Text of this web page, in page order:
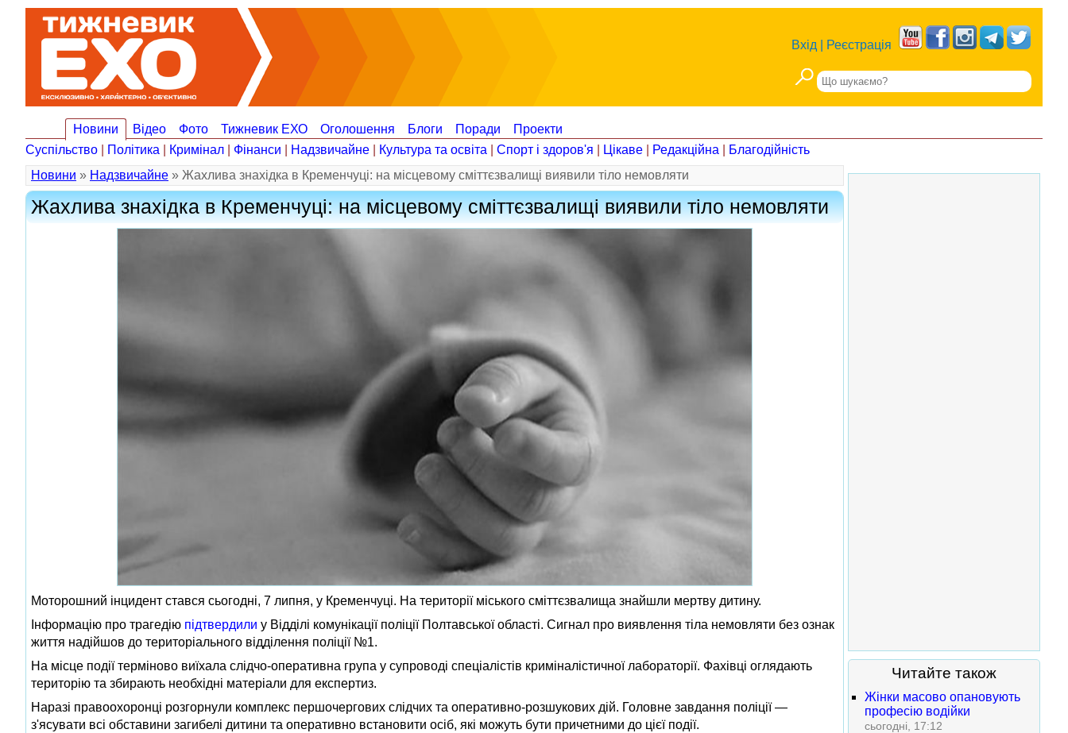
Вхід Реєстрація
Новини Відео Фото Тижневик ЕХО Оголошення Блоги Поради
Проекти
Суспільство
Політика Кримінал Фінанси Надзвичайне Культура та освіта Спорт і здоров'я Цікаве Редакційна
Благодійність
Новини » Надзвичайне » Жахлива знахідка в Кременчуці: на місцевому сміттєзвалищі виявили тіло немовляти
Жахлива знахідка в Кременчуці: на місцевому сміттєзвалищі виявили тіло немовляти
Моторошний інцидент стався сьогодні, 7 липня, у Кременчуці. На території міського сміттєзвалища знайшли мертву дитину.
Інформацію про трагедію підтвердили у Відділі комунікації поліції Полтавської області. Сигнал про виявлення тіла немовляти без ознак
життя надійшов до територіального відділення поліції №1.
На місце події терміново виїхала слідчо-оперативна група у супроводі спеціалістів криміналістичної лабораторії. Фахівці оглядають
територію та збирають необхідні матеріали для експертиз.
Наразі правоохоронці розгорнули комплекс першочергових слідчих та оперативно-розшукових дій. Головне завдання поліції —
з'ясувати всі обставини загибелі дитини та оперативно встановити осіб, які можуть бути причетними до цієї події.
Читайте також
Жінки масово опановують
професію водійки
сьогодні, 17:12